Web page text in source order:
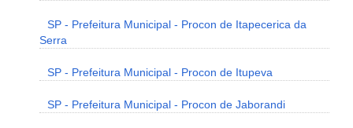
SP - Prefeitura Municipal - Procon de Itapecerica da
Serra
SP - Prefeitura Municipal - Procon de Itupeva
SP - Prefeitura Municipal - Procon de Jaborandi